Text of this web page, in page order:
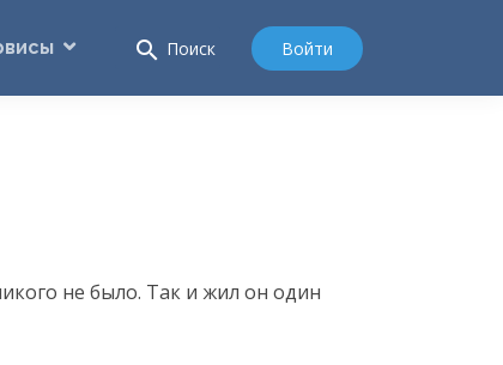
search Поиск Войти
не было. Так и жил он один